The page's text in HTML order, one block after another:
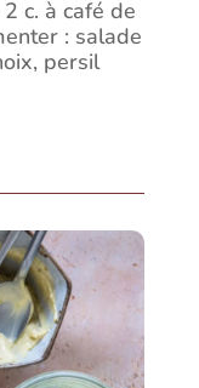
c. à café de
: salade
persil